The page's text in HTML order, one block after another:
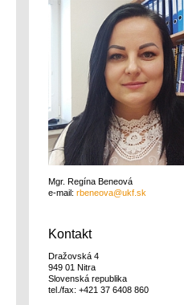
Mgr. Regína Beneová
e-mail:
Kontakt
Dražovská 4
949 01 Nitra
Slovenská republika
tel./fax: +421 37 6408 860